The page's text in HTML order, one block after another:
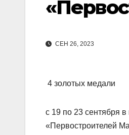
СЕН 26, 2023
4 золотых медали
с 19 по 23 сентября
«Первостроителей